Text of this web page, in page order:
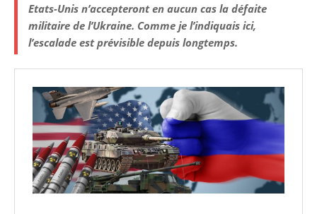
Etats-Unis n’accepteront en aucun cas la défaite
militaire de l’Ukraine. Comme je l’indiquais ici,
l’escalade est prévisible depuis longtemps.